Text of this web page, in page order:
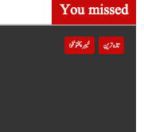
You missed
تازہ ترین خیبر پختونخوا